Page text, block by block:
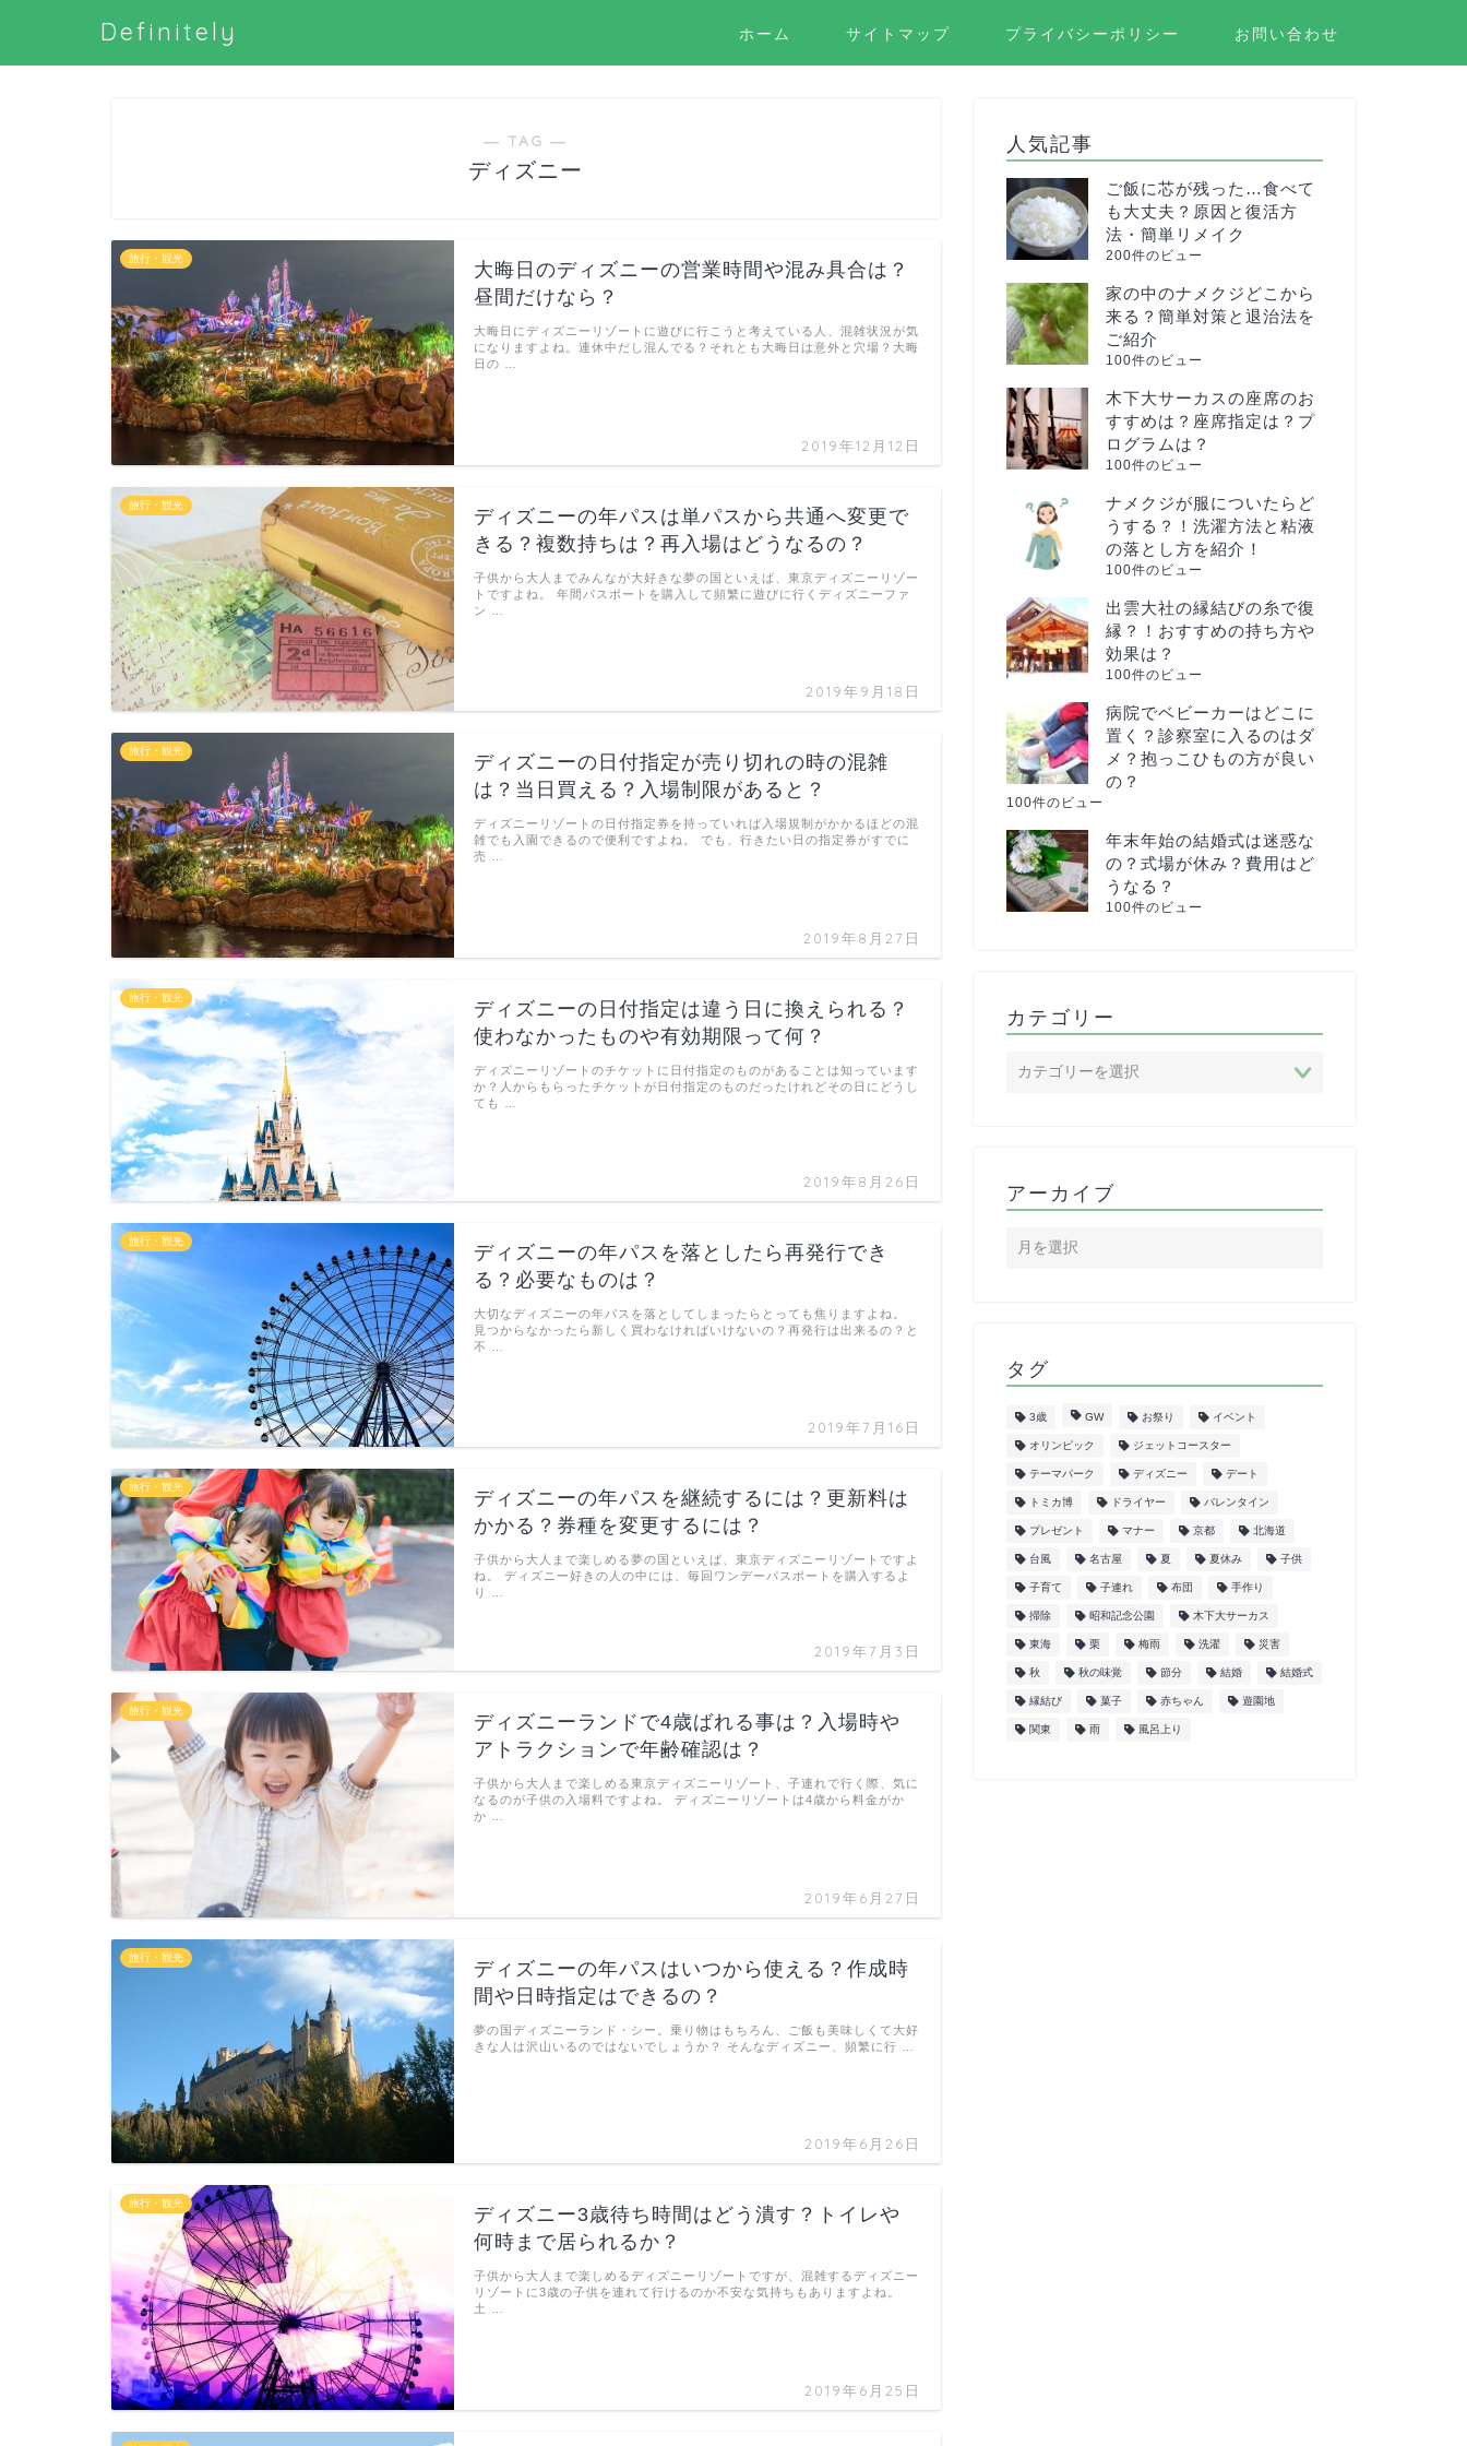
Definitely ホーム サイトマップ プライバシーポリシー お問い合わせ
― TAG ―
ディズニー
旅行・観光
大晦日のディズニーの営業時間や混み具合は？
昼間だけなら？
2019年12月12日
大晦日にディズニーリゾートに遊びに行こうと考えている人、混雑状況が気
になりますよね。連休中だし混んでる？それとも大晦日は意外と穴場？大晦
日の …
旅行・観光
ディズニーの年パスは単パスから共通へ変更で
きる？複数持ちは？再入場はどうなるの？
2019年9月18日
子供から大人までみんなが大好きな夢の国といえば、東京ディズニーリゾー
トですよね。 年間パスポートを購入して頻繁に遊びに行くディズニーファ
ン …
旅行・観光
ディズニーの日付指定が売り切れの時の混雑
は？当日買える？入場制限があると？
2019年8月27日
ディズニーリゾートの日付指定券を持っていれば入場規制がかかるほどの混
雑でも入園できるので便利ですよね。 でも、行きたい日の指定券がすでに
売 …
旅行・観光
ディズニーの日付指定は違う日に換えられる？
使わなかったものや有効期限って何？
2019年8月26日
ディズニーリゾートのチケットに日付指定のものがあることは知っています
か？人からもらったチケットが日付指定のものだったけれどその日にどうし
ても …
旅行・観光
ディズニーの年パスを落としたら再発行でき
る？必要なものは？
2019年7月16日
大切なディズニーの年パスを落としてしまったらとっても焦りますよね。
見つからなかったら新しく買わなければいけないの？再発行は出来るの？と
不 …
旅行・観光
ディズニーの年パスを継続するには？更新料は
かかる？券種を変更するには？
2019年7月3日
子供から大人まで楽しめる夢の国といえば、東京ディズニーリゾートですよ
ね。 ディズニー好きの人の中には、毎回ワンデーパスポートを購入するよ
り …
旅行・観光
ディズニーランドで4歳ばれる事は？入場時や
アトラクションで年齢確認は？
2019年6月27日
子供から大人まで楽しめる東京ディズニーリゾート、子連れで行く際、気に
なるのが子供の入場料ですよね。 ディズニーリゾートは4歳から料金がか
か …
旅行・観光
ディズニーの年パスはいつから使える？作成時
間や日時指定はできるの？
2019年6月26日
夢の国ディズニーランド・シー。乗り物はもちろん、ご飯も美味しくて大好
きな人は沢山いるのではないでしょうか？ そんなディズニー、頻繁に行 …
旅行・観光
ディズニー3歳待ち時間はどう潰す？トイレや
何時まで居られるか？
2019年6月25日
子供から大人まで楽しめるディズニーリゾートですが、混雑するディズニー
リゾートに3歳の子供を連れて行けるのか不安な気持ちもありますよね。
土 …
人気記事
ご飯に芯が残った…食べて
も大丈夫？原因と復活方
法・簡単リメイク
200件のビュー
家の中のナメクジどこから
来る？簡単対策と退治法を
ご紹介
100件のビュー
木下大サーカスの座席のお
すすめは？座席指定は？プ
ログラムは？
100件のビュー
ナメクジが服についたらど
うする？！洗濯方法と粘液
の落とし方を紹介！
100件のビュー
出雲大社の縁結びの糸で復
縁？！おすすめの持ち方や
効果は？
100件のビュー
病院でベビーカーはどこに
置く？診察室に入るのはダ
メ？抱っこひもの方が良い
の？
100件のビュー
年末年始の結婚式は迷惑な
の？式場が休み？費用はど
うなる？
100件のビュー
カテゴリー
アーカイブ
タグ
3歳 GW お祭り イベント
オリンピック ジェットコースター
テーマパーク ディズニー デート
トミカ博 ドライヤー バレンタイン
プレゼント マナー 京都 北海道
台風 名古屋 夏 夏休み 子供
子育て 子連れ 布団 手作り
掃除 昭和記念公園 木下大サーカス
東海 栗 梅雨 洗濯 災害
秋 秋の味覚 節分 結婚 結婚式
縁結び 菓子 赤ちゃん 遊園地
関東 雨 風呂上り